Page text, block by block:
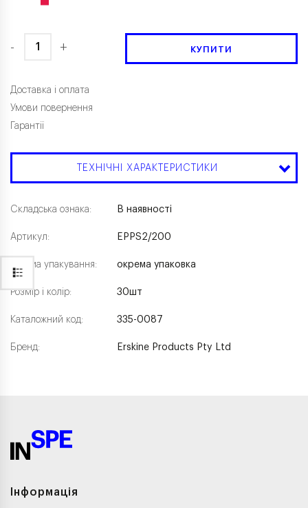
- + КУПИТИ
Доставка і оплата
Умови повернення
Гарантії
ТЕХНІЧНІ ХАРАКТЕРИСТИКИ
Складська ознака:
Артикул:
Форма упакування:
Розмір і колір:
Каталожний код:
Бренд:
В наявності
EPPS2/200
окрема упаковка
30шт
335-0087
Erskine Products Pty Ltd
Інформація